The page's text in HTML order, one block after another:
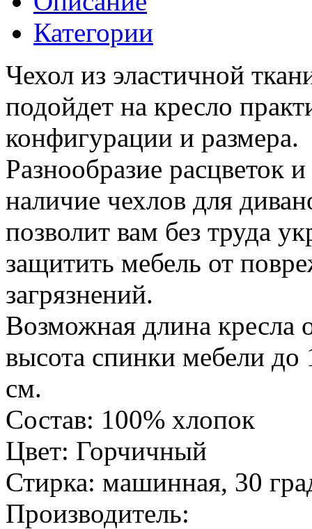
Категории
Чехол из эластичной
подойдет на кресло
конфигурации и размера.
Разнообразие расцветок
наличие чехлов для
позволит вам без труда
защитить мебель от
загрязнений.
Возможная длина кресла
высота спинки мебели до
см.
Состав: 100% хлопок
Цвет: Горчичный
Стирка: машинная, 30
Производитель: